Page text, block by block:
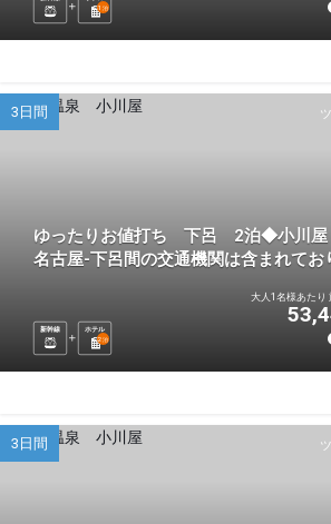
1 泊
3日間
ゆったりお値打ち 下呂 2泊◆小川
名古屋-下呂間の交通機関は含まれてお
新幹線
ホテル
2泊
大人1名様あたり
3日間